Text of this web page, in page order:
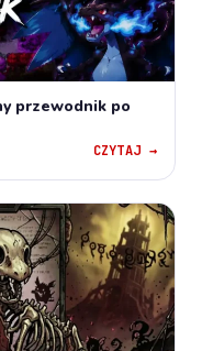
przewodnik po
CZYTAJ →